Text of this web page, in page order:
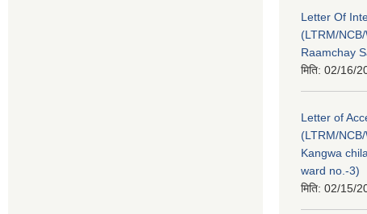
Letter Of
(LTRM/
Raamchay
मिति: 02/16/
Letter of
(LTRM/
Kangwa
ward no.-3)
मिति: 02/15/